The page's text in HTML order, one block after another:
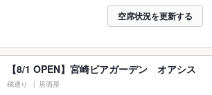
空席状況を更新する
【8/1 OPEN】宮崎ビアガーデン オアシス
橘通り 居酒屋